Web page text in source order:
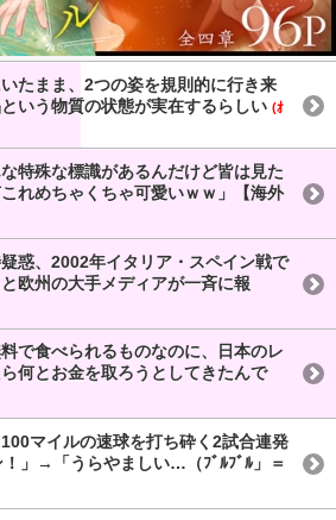
いたまま、2つの姿を規則的に行き来
いう物質の状態が実在するらしい (ｵ
特殊な標識があるんだけど皆は見た
れめちゃくちゃ可愛いｗｗ」【海外
惑、2002年イタリア・スペイン戦で
と欧州の大手メディアが一斉に報
で食べられるものなのに、日本のレ
何とお金を取ろうとしてきたんで
マイルの速球を打ち砕く2試合連発
」→「うらやましい…（ﾌﾞﾙﾌﾞﾙ」＝